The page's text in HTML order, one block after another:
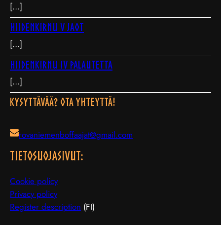
[…]
Hiidenkirnu V jaot
[…]
Hiidenkirnu IV palautetta
[…]
Kysyttävää? Ota yhteyttä!
rovaniemenboffaajat@gmail.com
TIETOSUOJAsivut:
Cookie policy
Privacy policy
Register description (FI)